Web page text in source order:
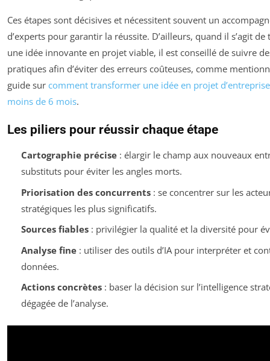
Ces étapes sont décisives et nécessitent souvent un
d’experts pour garantir la réussite. D’ailleurs, quand il s’agit
une idée innovante en projet viable, il est conseillé de suivre
pratiques afin d’éviter des erreurs coûteuses, comme
guide sur comment transformer une idée en projet
moins de 6 mois.
Les piliers pour réussir chaque étape
Cartographie précise: élargir le champ aux nouveaux
substituts pour éviter les angles morts.
Priorisation des concurrents: se concentrer sur les
stratégiques les plus significatifs.
Sources fiables: privilégier la qualité et la diversité pour
Analyse fine: utiliser des outils d’IA pour interpréter et
données.
Actions concrètes: baser la décision sur l’intelligence
dégagée de l’analyse.